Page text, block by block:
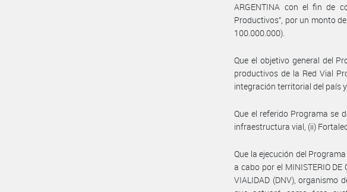
ARGENTINA con el fin de
Productivos”, por un monto de
100.000.000).
Que el objetivo general del
productivos de la Red Vial
integración territorial del país
Que el referido Programa se
infraestructura vial, (ii)
Que la ejecución del
a cabo por el MINISTERIO DE
VIALIDAD (DNV), organismo